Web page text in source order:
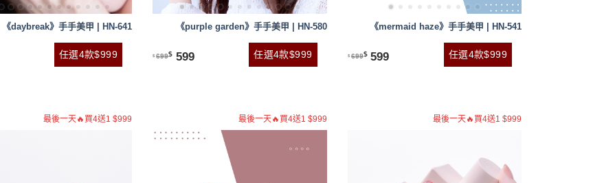
《daybreak》手手美甲 | HN-641
任選4款$999
《purple garden》手手美甲 | HN-580
$ 699$ 599 任選4款$999
《mermaid haze》手手美甲 | HN-541
$ 699$ 599 任選4款$999
最後一天🔥買4送1 $999 最後一天🔥買4送1 $999 最後一天🔥買4送1 $999